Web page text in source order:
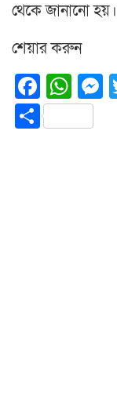
থেকে জানানো
শেয়ার করুন
Share